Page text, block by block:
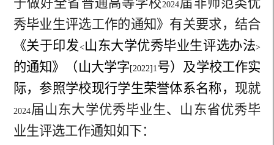
于做好全省普通高等学校2024届非师范类优
秀毕业生评选工作的通知》有关要求，结合
《关于印发<山东大学优秀毕业生评选办法>
的通知》（山大学字 [2022]1号）及学校工作实
际，参照学校现行学生荣誉体系名称， 现就
2024届山东大学优秀毕业生、山东省优秀毕
业生评选工作通知如下：